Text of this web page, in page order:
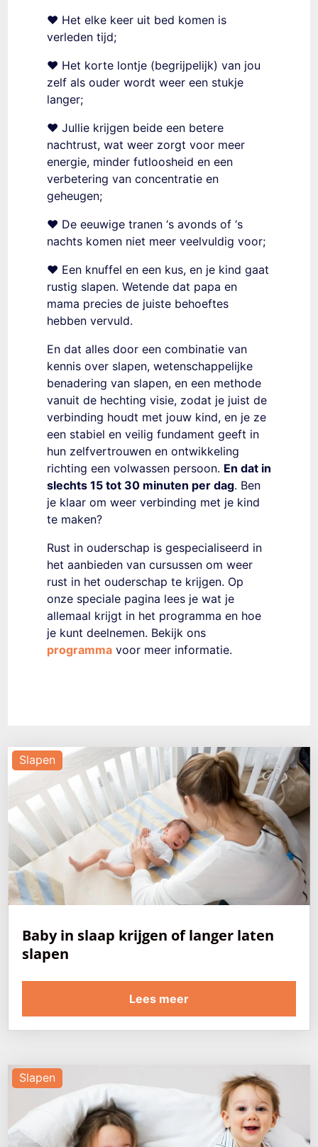
❤️ Het elke keer uit bed komen is
verleden tijd;
❤️ Het korte lontje (begrijpelijk) van jou
zelf als ouder wordt weer een stukje
langer;
❤️ Jullie krijgen beide een betere
nachtrust, wat weer zorgt voor meer
energie, minder futloosheid en een
verbetering van concentratie en
geheugen;
❤️ De eeuwige tranen ‘s avonds of ‘s
nachts komen niet meer veelvuldig voor;
❤️ Een knuffel en een kus, en je kind gaat
rustig slapen. Wetende dat papa en
mama precies de juiste behoeftes
hebben vervuld.
En dat alles door een combinatie van
kennis over slapen, wetenschappelijke
benadering van slapen, en een methode
vanuit de hechting visie, zodat je juist de
verbinding houdt met jouw kind, en je ze
een stabiel en veilig fundament geeft in
hun zelfvertrouwen en ontwikkeling
richting een volwassen persoon. En dat in
slechts 15 tot 30 minuten per dag. Ben
je klaar om weer verbinding met je kind
te maken?
Rust in ouderschap is gespecialiseerd in
het aanbieden van cursussen om weer
rust in het ouderschap te krijgen. Op
onze speciale pagina lees je wat je
allemaal krijgt in het programma en hoe
je kunt deelnemen. Bekijk ons
programmavoor meer informatie.
Baby in slaap krijgen of langer laten
slapen
Slapen
Lees meer
Slapen